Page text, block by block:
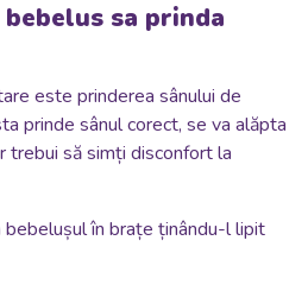
sa prinda
este prinderea sânului de
prinde sânul corect, se va alăpta
trebui să simți disconfort la
în brațe ținându-l lipit